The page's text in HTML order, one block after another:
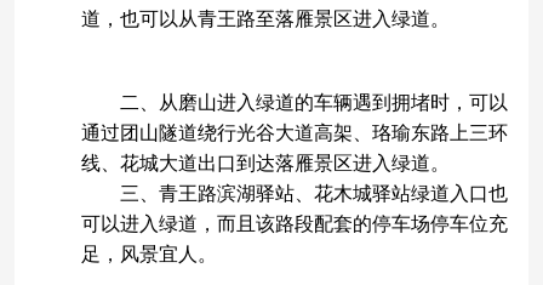
道，也可以从青王路至落雁景区进入绿道。
二、从磨山进入绿道的车辆遇到拥堵时，可以
通过团山隧道绕行光谷大道高架、珞瑜东路上三环
线、花城大道出口到达落雁景区进入绿道。
三、青王路滨湖驿站、花木城驿站绿道入口也
可以进入绿道，而且该路段配套的停车场停车位充
足，风景宜人。